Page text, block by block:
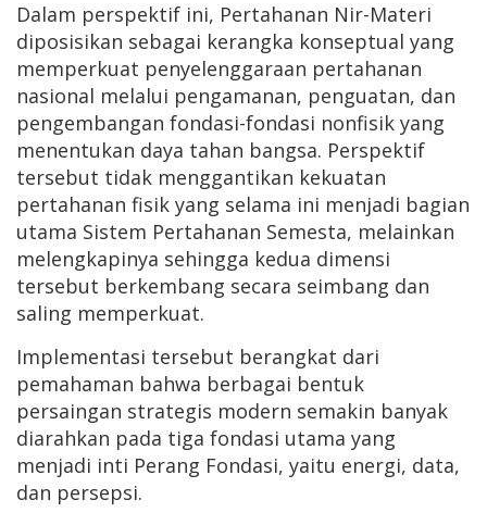
Dalam perspektif ini, Pertahanan Nir-Materi
diposisikan sebagai kerangka konseptual yang
memperkuat penyelenggaraan pertahanan
nasional melalui pengamanan, penguatan, dan
pengembangan fondasi-fondasi nonfisik yang
menentukan daya tahan bangsa. Perspektif
tersebut tidak menggantikan kekuatan
pertahanan fisik yang selama ini menjadi bagian
utama Sistem Pertahanan Semesta, melainkan
melengkapinya sehingga kedua dimensi
tersebut berkembang secara seimbang dan
saling memperkuat.
Implementasi tersebut berangkat dari
pemahaman bahwa berbagai bentuk
persaingan strategis modern semakin banyak
diarahkan pada tiga fondasi utama yang
menjadi inti Perang Fondasi, yaitu energi, data,
dan persepsi.